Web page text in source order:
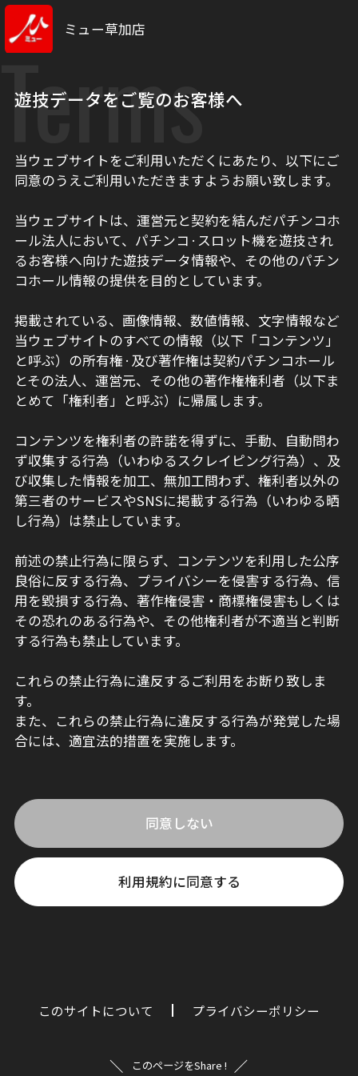
ミュー草加店
Terms
遊技データをご覧のお客様へ
当ウェブサイトをご利用いただくにあたり、以下にご
同意のうえご利用いただきますようお願い致します。
当ウェブサイトは、運営元と契約を結んだパチンコホ
ール法人において、パチンコ·スロット機を遊技され
るお客様へ向けた遊技データ情報や、その他のパチン
コホール情報の提供を目的としています。
掲載されている、画像情報、数値情報、文字情報など
当ウェブサイトのすべての情報（以下「コンテンツ」
と呼ぶ）の所有権·及び著作権は契約パチンコホール
とその法人、運営元、その他の著作権権利者（以下ま
とめて「権利者」と呼ぶ）に帰属します。
コンテンツを権利者の許諾を得ずに、手動、自動問わ
ず収集する行為（いわゆるスクレイピング行為）、及
び収集した情報を加工、無加工問わず、権利者以外の
第三者のサービスやSNSに掲載する行為（いわゆる晒
し行為）は禁止しています。
前述の禁止行為に限らず、コンテンツを利用した公序
良俗に反する行為、プライバシーを侵害する行為、信
用を毀損する行為、著作権侵害・商標権侵害もしくは
その恐れのある行為や、その他権利者が不適当と判断
する行為も禁止しています。
これらの禁止行為に違反するご利用をお断り致しま
す。
また、これらの禁止行為に違反する行為が発覚した場
合には、適宜法的措置を実施します。
同意しない
利用規約に同意する
このサイトについて プライバシーポリシー
このページをShare !